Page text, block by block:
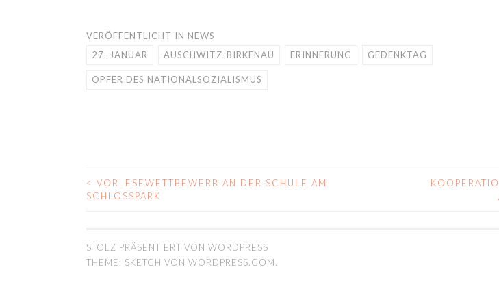
VERÖFFENTLICHT IN NEWS
27. JANUAR
AUSCHWITZ-BIRKENAU ERINNERUNG GEDENKTAG
OPFER DES NATIONALSOZIALISMUS
BEITRAGS-
< VORLESEWETTBEWERB AN DER SCHULE AM
SCHLOSSPARK
STOLZ PRÄSENTIERT VON WORDPRESS
THEME: SKETCH VON WORDPRESS.COM